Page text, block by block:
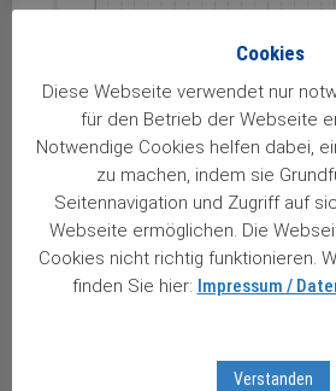
Eurofins kauft sich in großem Stil
Cookies
Diese Webseite verwendet nur
für den Betrieb der Webseite
Notwendige Cookies helfen dabei,
zu machen, indem sie
Seitennavigation und Zugriff auf
Webseite ermöglichen. Die
Cookies nicht richtig funktionieren.
finden Sie hier: Impressum /
Verstanden